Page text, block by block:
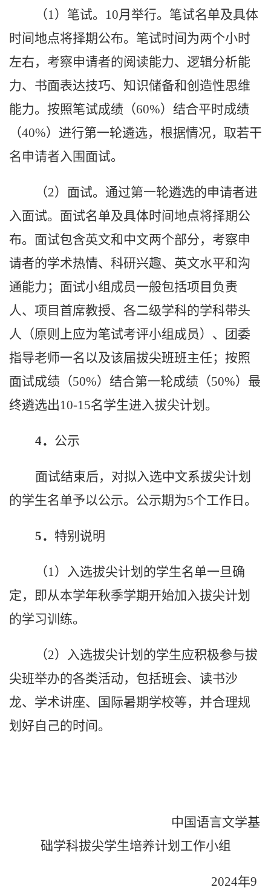
（1） 笔试。 10月 举行。笔试名单及具体
时间地点将择期公布。笔试时间为两个小时
左右，考察申请者的阅读能力、逻辑分析能
力、书面表达技巧、知识储备和创造性思维
能力。按照笔试成绩（60%）结合平时成绩
（40%）进行第一轮遴选，根据情况， 取若干
名申请者入围面试。
（2） 面试。 通过第一轮遴选的申请者进
入面试。 面试名单及具体时间地点将择期公
布。面试包含英文和中文两个部分，考察申
请者的学术热情、科研兴趣、英文水平和沟
通能力；面试小组成员一般包括项目负责
人、项目首席教授、各二级学科的学科带头
人（原则上应为笔试考评小组成员）、团委
指导老师一名以及该届拔尖班班主任；按照
面试成绩（50%） 结合第一轮成绩（50%）最
终遴选出10-15名学生进入拔尖计划 。
4． 公示
面试结束后， 对拟入选中文系拔尖计划
的学生名单予以公示。 公示期为5个工作日。
5． 特别说明
（1） 入选拔尖计划的学生名单一旦确
定，即从本学年秋季学期开始加入拔尖计划
的学习训练。
（2） 入选拔尖计划的学生应积极参与拔
尖班举办的各类活动，包括班会、读书沙
龙、学术讲座、国际暑期学校等，并合理规
划好自己的时间。
中国语言文学基
础学科拔尖学生培养计划工作小组
2024年9